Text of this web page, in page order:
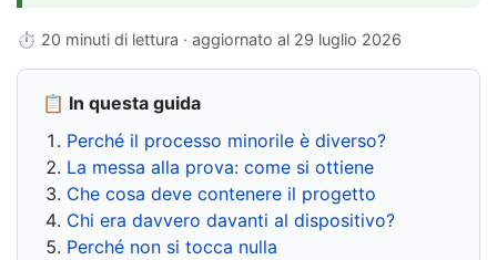
⏱ 20 minuti di lettura · aggiornato al 29 luglio 2026
📋 In questa guida
Perché il processo minorile è diverso?
La messa alla prova: come si ottiene
Che cosa deve contenere il progetto
Chi era davvero davanti al dispositivo?
Perché non si tocca nulla